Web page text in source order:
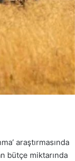
araştırmasında
bütçe miktarında